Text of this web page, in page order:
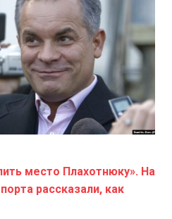
место Плахотнюку». На
рассказали, как